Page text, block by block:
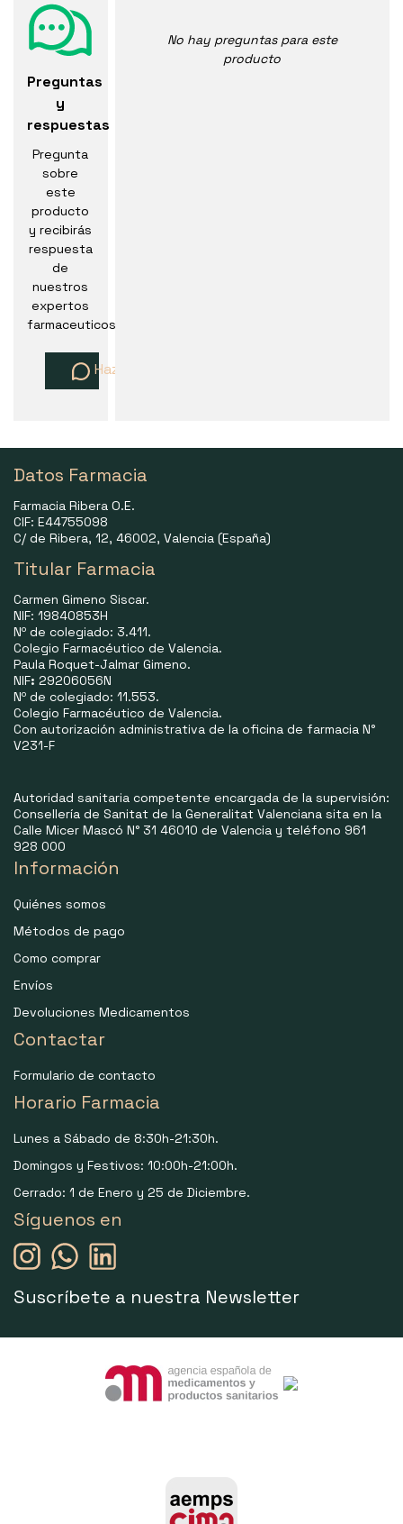
Preguntas
y
respuestas
Pregunta
sobre
este
producto
y recibirás
respuesta
de
nuestros
expertos
farmaceuticos
Haz una pregunta
No hay preguntas para este
producto
Datos Farmacia
Farmacia Ribera O.E.
CIF: E44755098
C/ de Ribera, 12, 46002, Valencia (España)
Titular Farmacia
Carmen Gimeno Siscar.
NIF: 19840853H
Nº de colegiado: 3.411.
Colegio Farmacéutico de Valencia.
Paula Roquet-Jalmar Gimeno.
NIF: 29206056N
Nº de colegiado: 11.553.
Colegio Farmacéutico de Valencia.
Con autorización administrativa de la oficina de farmacia N°
V231-F
Autoridad sanitaria competente encargada de la supervisión:
Consellería de Sanitat de la Generalitat Valenciana sita en la
Calle Micer Mascó N° 31 46010 de Valencia y teléfono 961
928 000
Información
Quiénes somos
Métodos de pago
Como comprar
Envíos
Devoluciones Medicamentos
Contactar
Formulario de contacto
Horario Farmacia
Lunes a Sábado de 8:30h-21:30h.
Domingos y Festivos: 10:00h-21:00h.
Cerrado: 1 de Enero y 25 de Diciembre.
Síguenos en
Suscríbete a nuestra Newsletter